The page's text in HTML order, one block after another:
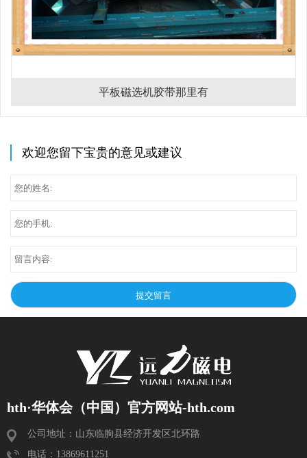
平板磁选机胶带那里有
欢迎您留下宝贵的意见或建议
hth·华体会（中国）官方网站-hth.com
公司地址：山东临朐县经济开发区北环路
电话：13869611251